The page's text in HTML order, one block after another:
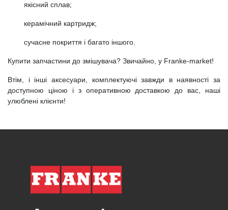
якісний сплав;
керамічний картридж;
сучасне покриття і багато іншого.
Купити запчастини до змішувача? Звичайно, у Franke-market!
Втім, і інші аксесуари, комплектуючі завжди в наявності за
доступною ціною і з оперативною доставкою до вас, наші
улюблені клієнти!